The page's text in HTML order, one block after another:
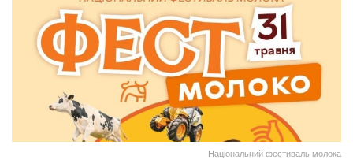
Національний фестиваль молока